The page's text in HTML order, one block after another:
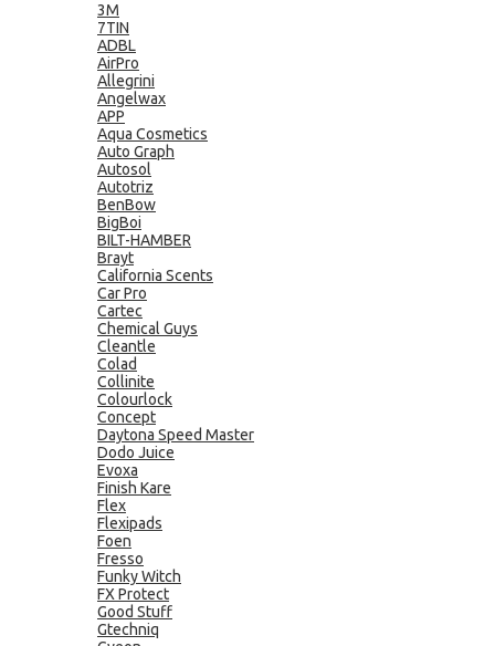
3M
7TIN
ADBL
AirPro
Allegrini
Angelwax
APP
Aqua Cosmetics
Auto Graph
Autosol
Autotriz
BenBow
BigBoi
BILT-HAMBER
Brayt
California Scents
Car Pro
Cartec
Chemical Guys
Cleantle
Colad
Collinite
Colourlock
Concept
Daytona Speed Master
Dodo Juice
Evoxa
Finish Kare
Flex
Flexipads
Foen
Fresso
Funky Witch
FX Protect
Good Stuff
Gtechniq